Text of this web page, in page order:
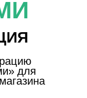
для